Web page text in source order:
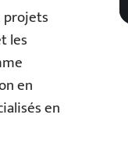
projets
les
en
en